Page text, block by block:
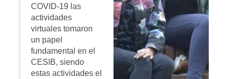
COVID-19 las
actividades
virtuales tomaron
un papel
fundamental en el
CESIB, siendo
estas actividades el